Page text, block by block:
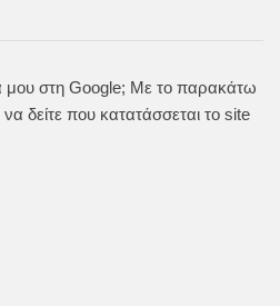
μου στη Google; Με το παρακάτω
δείτε που κατατάσσεται το site